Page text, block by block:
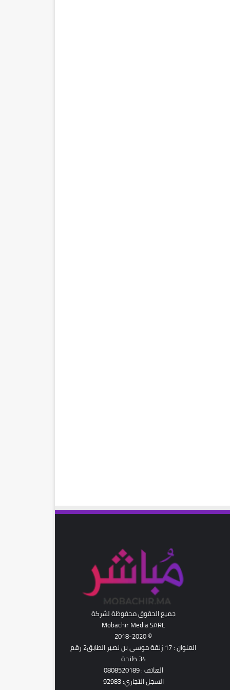
جميع الحقوق محفوظة لشركة
Mobachir Media SARL
© 2018-2020
العنوان : 17 زنقة موسى بن نصير الطابق2 رقم
34 طنجة
الهاتف : 0808520189
السجل التجاري: 92983